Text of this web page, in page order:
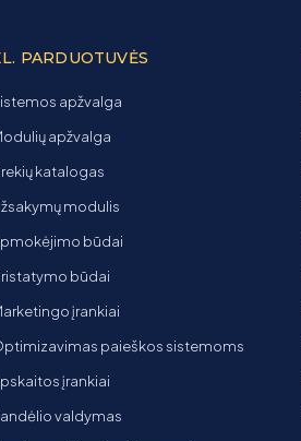
PARDUOTUVĖS
apžvalga
apžvalga
katalogas
modulis
būdai
būdai
įrankiai
paieškos sistemoms
įrankiai
valdymas